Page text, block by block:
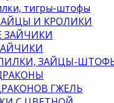
тигры-штофы
И КРОЛИКИ
ЗАЙЧИКИ
ЗАЙЦЫ-
ГЖЕЛЬ